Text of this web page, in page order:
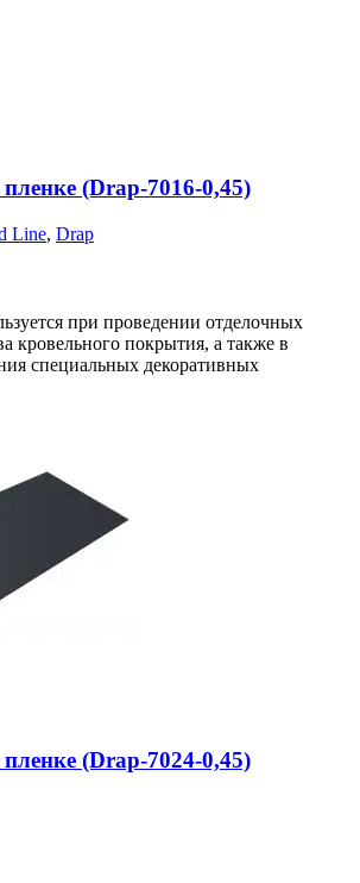
(Drap-7016-0,45)
Line, Drap
при проведении отделочных
кровельного покрытия, а также в
специальных декоративных
(Drap-7024-0,45)